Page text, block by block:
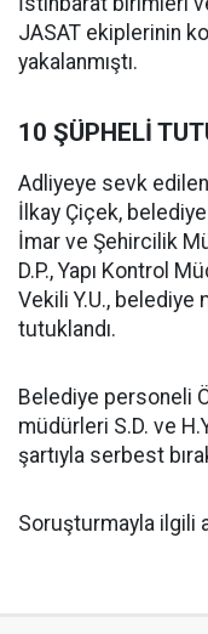
JASAT ekiplerinin
yakalanmıştı.
10 ŞÜPHELİ
Adliyeye sevk
İlkay Çiçek, belediye
İmar ve Şehircilik
D.P., Yapı Kontrol
Vekili Y.U., belediye
tutuklandı.
Belediye personeli
müdürleri S.D. ve
şartıyla serbest
Soruşturmayla ilgili